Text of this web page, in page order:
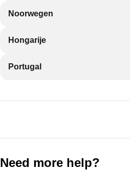
Noorwegen
Hongarije
Portugal
Need more help?